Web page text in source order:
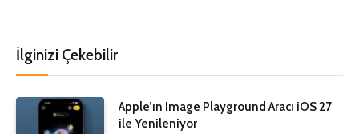
İlginizi Çekebilir
Apple’ın Image Playground Aracı iOS 27
ile Yenileniyor